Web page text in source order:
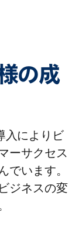
の成
入によりビ
ーサクセス
います。
ジネスの変